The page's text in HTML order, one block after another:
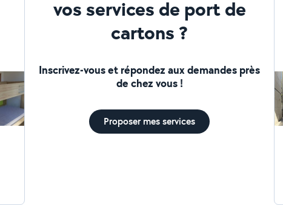
vos services de port de
cartons ?
Inscrivez-vous et répondez aux demandes près
de chez vous !
Proposer mes services